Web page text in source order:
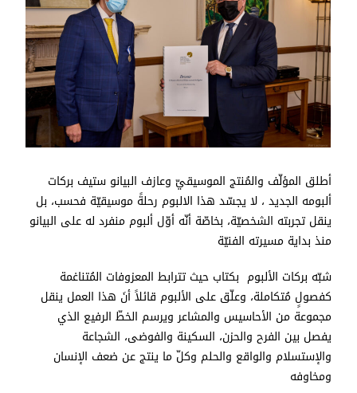
أطلق المؤلّف والمُنتج الموسيقيّ وعازف البيانو ستيف بركات
ألبومه الجديد ، لا يجسّد هذا الالبوم رحلةً موسيقيّة فحسب، بل
ينقل تجربته الشخصيّة، بخاصّة أنّه أوّل ألبوم منفرد له على البيانو
منذ بداية مسيرته الفنيّة
شبّه بركات الألبوم بكتاب حيث تترابط المعزوفات المُتناغمة
كفصولٍ مُتكاملة، وعلّق على الألبوم قائلاً أنَ هذا العمل ينقل
مجموعة من الأحاسيس والمشاعر ويرسم الخطّ الرفيع الذي
يفصل بين الفرح والحزن، السكينة والفوضى، الشجاعة
والإستسلام والواقع والحلم وكلّ ما ينتج عن ضعف الإنسان
ومخاوفه